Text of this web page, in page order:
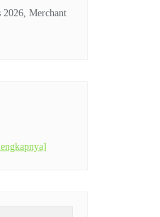
2026, Merchant